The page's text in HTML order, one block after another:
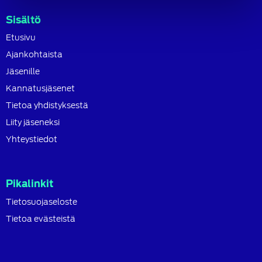
Sisältö
Etusivu
Ajankohtaista
Jäsenille
Kannatusjäsenet
Tietoa yhdistyksestä
Liity jäseneksi
Yhteystiedot
Pikalinkit
Tietosuojaseloste
Tietoa evästeistä